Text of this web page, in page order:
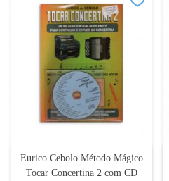
Eurico Cebolo Método Mágico
Tocar Concertina 2 com CD